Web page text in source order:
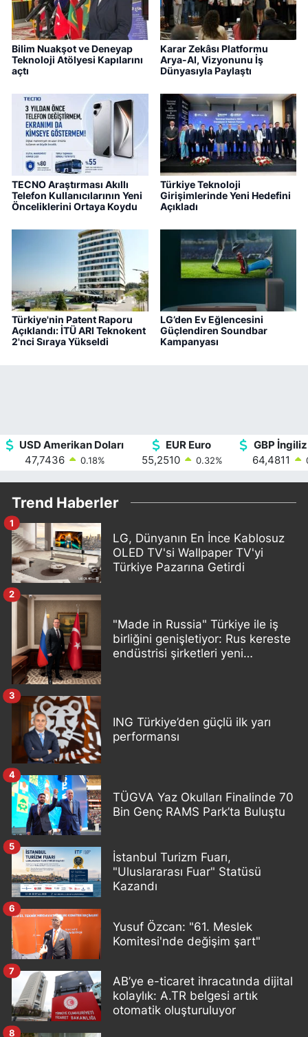
Bilim Nuakşot ve Deneyap
Teknoloji Atölyesi Kapılarını
açtı
Karar Zekâsı Platformu
Arya-AI, Vizyonunu İş
Dünyasıyla Paylaştı
TECNO Araştırması Akıllı
Telefon Kullanıcılarının Yeni
Önceliklerini Ortaya Koydu
Türkiye Teknoloji
Girişimlerinde Yeni Hedefini
Açıkladı
Türkiye'nin Patent Raporu
Açıklandı: İTÜ ARI Teknokent
2'nci Sıraya Yükseldi
LG’den Ev Eğlencesini
Güçlendiren Soundbar
Kampanyası
USD Amerikan Doları
47,7436
0.18%
EUR Euro
55,2510
0.32%
GBP
64,4811
Trend Haberler
LG, Dünyanın En İnce Kablosuz
OLED TV'si Wallpaper TV'yi
Türkiye Pazarına Getirdi
1
"Made in Russia" Türkiye ile iş
birliğini genişletiyor: Rus kereste
endüstrisi şirketleri yeni
2
ING Türkiye’den güçlü ilk yarı
performansı
3
TÜGVA Yaz Okulları Finalinde 70
Bin Genç RAMS Park’ta Buluştu
4
İstanbul Turizm Fuarı,
"Uluslararası Fuar" Statüsü
Kazandı
5
Yusuf Özcan: "61. Meslek
Komitesi'nde değişim şart"
6
AB’ye e-ticaret ihracatında dijital
kolaylık: A.TR belgesi artık
otomatik oluşturuluyor
7
8